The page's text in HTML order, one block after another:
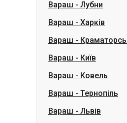
Вараш-Київ
Вараш-Ковель
Вараш-Тернопіль
Вараш-Львів
СловаччинаОдеса → Харків